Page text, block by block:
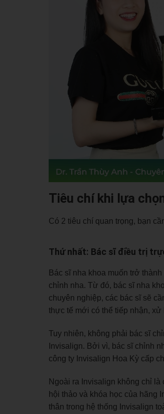
Tiêu chí khi lựa
Có 2 tiêu chí quan trọng, bạn
Thứ nhất: Bác sĩ điều trị
Bác sĩ nha khoa muốn trở
chỉnh nha. Từ đó, bác sĩ nha
chuyên nghiệp, các bác sĩ sẽ
thực tế mới có thể tiếp nhận, xử
Tuy nhiên, không phải bác sĩ
Invisalign. Bởi vì, bác sĩ chỉnh
công ty Invisalign Hoa Kỳ cấp
Ngoài ra Invisalign không chỉ
hội thảo và khóa học của hãng
thân trong hệ thống Invisalign